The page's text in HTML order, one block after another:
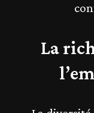
La